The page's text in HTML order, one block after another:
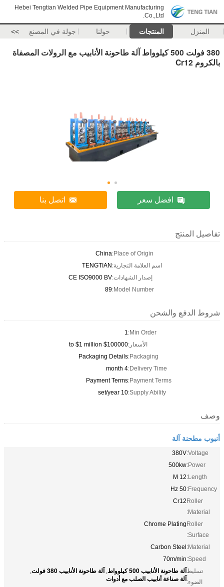
Hebei Tengtian Welded Pipe Equipment Manufacturing
Co.,Ltd.
المنزل المنتجات حولنا جولة في المصنع >>
380 فولت 500 كيلوواط آلة طاحونة الأنابيب مع الرولات المصفاة
بالكروم Cr12
افضل سعر اتصل بنا
تفاصيل المنتج
Place of Origin:
China
اسم العلامة التجارية:TENGTIAN
إصدار الشهادات:CE ISO9000 BV
Model Number:
89
شروط الدفع والشحن
Min Order:
1
الأسعار:$100000 to $1 million
Packaging:
Packaging Details
Delivery Time:
4 month
Payment Terms:
Payment Terms
Supply Ability:
10 set/year
وصف
أنبوب مطحنة آلة
Voltage:
380V
Power:
500kw
Length:
12 M
Frequency:
50 Hz
Roller
Material:
Cr12
Roller
Surface:
Chrome Plating
Material:
Carbon Steel
Speed:
70m/min
تسليط
الضوء:
آلة طاحونة الأنابيب 500 كيلوواط , آلة طاحونة الأنابيب 380 فولت ,
آلة صناعة أنابيب الصلب مع أدوات